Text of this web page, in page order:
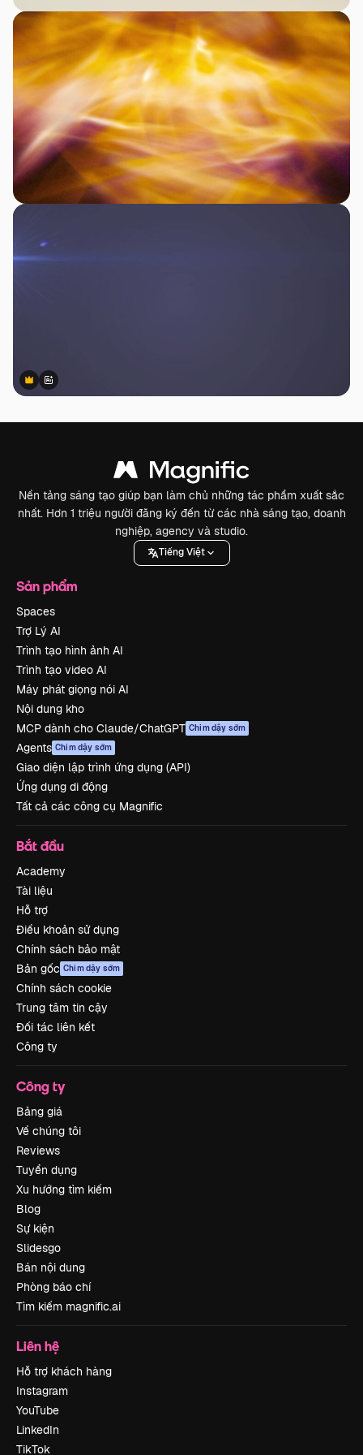
Premium
Premium
Được tạo ra bởi AI
Nền tảng sáng tạo giúp bạn làm chủ những tác phẩm xuất sắc
nhất. Hơn 1 triệu người đăng ký đến từ các nhà sáng tạo, doanh
nghiệp, agency và studio.
Tiếng Việt
Sản phẩm
Spaces
Trợ Lý AI
Trình tạo hình ảnh AI
Trình tạo video AI
Máy phát giọng nói AI
Nội dung kho
MCP dành cho Claude/ChatGPT Chim dậy sớm
Agents Chim dậy sớm
Giao diện lập trình ứng dụng (API)
Ứng dụng di động
Tất cả các công cụ Magnific
Bắt đầu
Academy
Tài liệu
Hỗ trợ
Điều khoản sử dụng
Chính sách bảo mật
Bản gốc Chim dậy sớm
Chính sách cookie
Trung tâm tin cậy
Đối tác liên kết
Công ty
Công ty
Bảng giá
Về chúng tôi
Reviews
Tuyển dụng
Xu hướng tìm kiếm
Blog
Sự kiện
Slidesgo
Bán nội dung
Phòng báo chí
Tìm kiếm magnific.ai
Liên hệ
Hỗ trợ khách hàng
Instagram
YouTube
LinkedIn
TikTok